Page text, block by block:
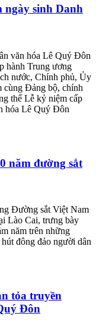
ngày sinh Danh
văn hóa Lê Quý Đôn
hành Trung ương
nước, Chính phủ, Ủy
cùng Đảng bộ, chính
thể Lễ kỷ niệm cấp
hóa Lê Quý Đôn
năm đường sắt
Đường sắt Việt Nam
Lào Cai, trưng bày
năm trên những
đông đảo người dân
tỏa truyền
Đôn